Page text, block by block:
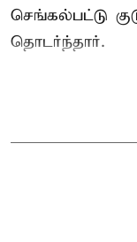
செங்கல்பட்டு
தொடர்ந்தார்.